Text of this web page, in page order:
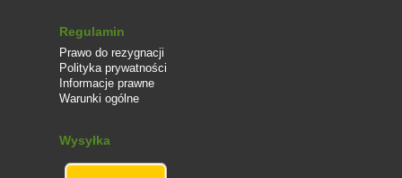
Regulamin
Prawo do rezygnacji
Polityka prywatności
Informacje prawne
Warunki ogólne
Wysyłka